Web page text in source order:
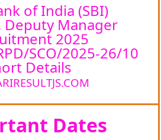
of India (SBI)
Deputy Manager
2025
SCO/2025-26/10
Details
Dates